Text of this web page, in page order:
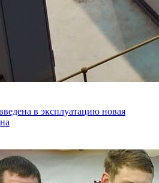
в эксплуатацию новая